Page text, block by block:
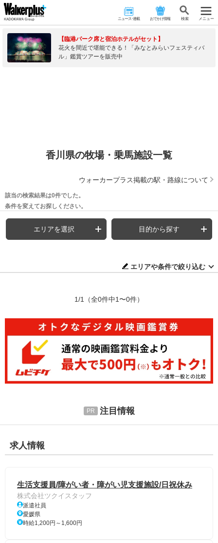
ニュース･連載 おでかけ情報 検 索 メニュー
【臨港パーク席と宿泊ホテルがセット】
花火を間近で堪能できる！「みなとみらいフェスティバ
ル」鑑賞ツアーを販売中
香川県の牧場・乗馬施設一覧
ウォーカープラス掲載の駅・路線について
該当の検索結果は0件でした。
条件を変えてお探しください。
エリアを選択 目的から探す
エリアや条件で絞り込む
1/1 （全0件中1〜0件）
注目情報
求人情報
生活支援員/障がい者・障がい児支援施設/日祝休み
株式会社ツクイスタッフ
派遣社員
愛媛県
時給1,200円～1,600円